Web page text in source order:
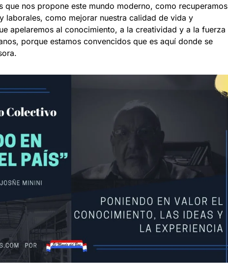
que nos propone este mundo moderno, como recuperamos
laborales, como mejorar nuestra calidad de vida y
apelaremos al conocimiento, a la creatividad y a la fuerza
porque estamos convencidos que es aquí donde se